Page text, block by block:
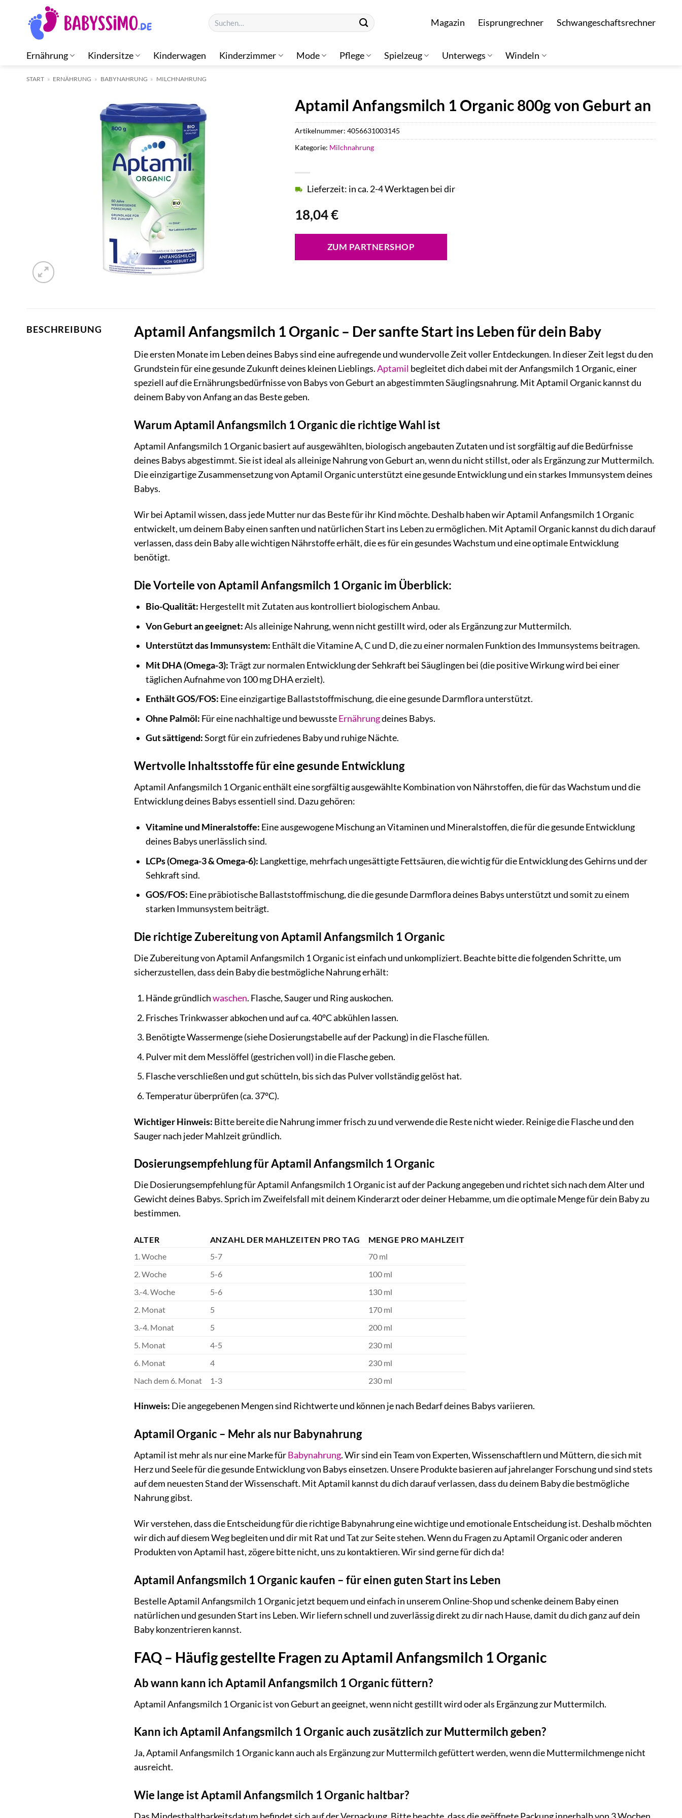
springen
Suchen
nach:
Magazin Eisprungrechner Schwangeschaftsrechner
Ernährung Kindersitze Kinderwagen Kinderzimmer Mode Pflege Spielzeug Unterwegs Windeln
START » ERNÄHRUNG » BABYNAHRUNG » MILCHNAHRUNG
Aptamil Anfangsmilch 1 Organic 800g von Geburt an
18,04€
Lieferzeit: in ca. 2-4 Werktagen bei dir
ZUM PARTNERSHOP
Artikelnummer:4056631003145
Kategorie: Milchnahrung
BESCHREIBUNG Aptamil Anfangsmilch 1 Organic – Der sanfte Start ins Leben für dein Baby
Die ersten Monate im Leben deines Babys sind eine aufregende und wundervolle Zeit voller Entdeckungen. In dieser Zeit legst du den
Grundstein für eine gesunde Zukunft deines kleinen Lieblings.Aptamil begleitet dich dabei mit der Anfangsmilch 1 Organic, einer
speziell auf die Ernährungsbedürfnisse von Babys von Geburt an abgestimmten Säuglingsnahrung. Mit Aptamil Organic kannst du
deinem Baby von Anfang an das Beste geben.
Warum Aptamil Anfangsmilch 1 Organic die richtige Wahl ist
Aptamil Anfangsmilch 1 Organic basiert auf ausgewählten, biologisch angebauten Zutaten und ist sorgfältig auf die Bedürfnisse
deines Babys abgestimmt. Sie ist ideal als alleinige Nahrung von Geburt an, wenn du nicht stillst, oder als Ergänzung zur Muttermilch.
Die einzigartige Zusammensetzung von Aptamil Organic unterstützt eine gesunde Entwicklung und ein starkes Immunsystem deines
Babys.
Wir bei Aptamil wissen, dass jede Mutter nur das Beste für ihr Kind möchte. Deshalb haben wir Aptamil Anfangsmilch 1 Organic
entwickelt, um deinem Baby einen sanften und natürlichen Start ins Leben zu ermöglichen. Mit Aptamil Organic kannst du dich darauf
verlassen, dass dein Baby alle wichtigen Nährstoffe erhält, die es für ein gesundes Wachstum und eine optimale Entwicklung
benötigt.
Die Vorteile von Aptamil Anfangsmilch 1 Organic im Überblick:
Bio-Qualität: Hergestellt mit Zutaten aus kontrolliert biologischem Anbau.
Von Geburt an geeignet:Als alleinige Nahrung, wenn nicht gestillt wird, oder als Ergänzung zur Muttermilch.
Unterstützt das Immunsystem: Enthält die Vitamine A, C und D, die zu einer normalen Funktion des Immunsystems beitragen.
Mit DHA (Omega-3):Trägt zur normalen Entwicklung der Sehkraft bei Säuglingen bei (die positive Wirkung wird bei einer
täglichen Aufnahme von 100 mg DHA erzielt).
Enthält GOS/FOS: Eine einzigartige Ballaststoffmischung, die eine gesunde Darmflora unterstützt.
Ohne Palmöl: Für eine nachhaltige und bewussteErnährungdeines Babys.
Gut sättigend:Sorgt für ein zufriedenes Baby und ruhige Nächte.
Wertvolle Inhaltsstoffe für eine gesunde Entwicklung
Aptamil Anfangsmilch 1 Organic enthält eine sorgfältig ausgewählte Kombination von Nährstoffen, die für das Wachstum und die
Entwicklung deines Babys essentiell sind. Dazu gehören:
Vitamine und Mineralstoffe: Eine ausgewogene Mischung an Vitaminen und Mineralstoffen, die für die gesunde Entwicklung
deines Babys unerlässlich sind.
LCPs (Omega-3 & Omega-6): Langkettige, mehrfach ungesättigte Fettsäuren, die wichtig für die Entwicklung des Gehirns und der
Sehkraft sind.
GOS/FOS: Eine präbiotische Ballaststoffmischung, die die gesunde Darmflora deines Babys unterstützt und somit zu einem
starken Immunsystem beiträgt.
Die richtige Zubereitung von Aptamil Anfangsmilch 1 Organic
Die Zubereitung von Aptamil Anfangsmilch 1 Organic ist einfach und unkompliziert. Beachte bitte die folgenden Schritte, um
sicherzustellen, dass dein Baby die bestmögliche Nahrung erhält:
Hände gründlichwaschen. Flasche, Sauger und Ring auskochen.
Frisches Trinkwasser abkochen und auf ca. 40°C abkühlen lassen.
Benötigte Wassermenge (siehe Dosierungstabelle auf der Packung) in die Flasche füllen.
Pulver mit dem Messlöffel (gestrichen voll) in die Flasche geben.
Flasche verschließen und gut schütteln, bis sich das Pulver vollständig gelöst hat.
Temperatur überprüfen (ca. 37°C).
Wichtiger Hinweis: Bitte bereite die Nahrung immer frisch zu und verwende die Reste nicht wieder. Reinige die Flasche und den
Sauger nach jeder Mahlzeit gründlich.
Dosierungsempfehlung für Aptamil Anfangsmilch 1 Organic
Die Dosierungsempfehlung für Aptamil Anfangsmilch 1 Organic ist auf der Packung angegeben und richtet sich nach dem Alter und
Gewicht deines Babys. Sprich im Zweifelsfall mit deinem Kinderarzt oder deiner Hebamme, um die optimale Menge für dein Baby zu
bestimmen.
ALTER ANZAHL DER MAHLZEITEN PRO TAG
MENGE PRO MAHLZEIT
1. Woche
5-7
70 ml
2. Woche
5-6
100 ml
3.-4. Woche
5-6
130 ml
2. Monat
5
170 ml
3.-4. Monat
5
200 ml
5. Monat
4-5
230 ml
6. Monat
4
230 ml
Nach dem 6. Monat
1-3 230 ml
Hinweis: Die angegebenen Mengen sind Richtwerte und können je nach Bedarf deines Babys variieren.
Aptamil Organic – Mehr als nur Babynahrung
Aptamil ist mehr als nur eine Marke fürBabynahrung. Wir sind ein Team von Experten, Wissenschaftlern und Müttern, die sich mit
Herz und Seele für die gesunde Entwicklung von Babys einsetzen. Unsere Produkte basieren auf jahrelanger Forschung und sind stets
auf dem neuesten Stand der Wissenschaft. Mit Aptamil kannst du dich darauf verlassen, dass du deinem Baby die bestmögliche
Nahrung gibst.
Wir verstehen, dass die Entscheidung für die richtige Babynahrung eine wichtige und emotionale Entscheidung ist. Deshalb möchten
wir dich auf diesem Weg begleiten und dir mit Rat und Tat zur Seite stehen. Wenn du Fragen zu Aptamil Organic oder anderen
Produkten von Aptamil hast, zögere bitte nicht, uns zu kontaktieren. Wir sind gerne für dich da!
Aptamil Anfangsmilch 1 Organic kaufen – für einen guten Start ins Leben
Bestelle Aptamil Anfangsmilch 1 Organic jetzt bequem und einfach in unserem Online-Shop und schenke deinem Baby einen
natürlichen und gesunden Start ins Leben. Wir liefern schnell und zuverlässig direkt zu dir nach Hause, damit du dich ganz auf dein
Baby konzentrieren kannst.
FAQ – Häufig gestellte Fragen zu Aptamil Anfangsmilch 1 Organic
Ab wann kann ich Aptamil Anfangsmilch 1 Organic füttern?
Aptamil Anfangsmilch 1 Organic ist von Geburt an geeignet, wenn nicht gestillt wird oder als Ergänzung zur Muttermilch.
Kann ich Aptamil Anfangsmilch 1 Organic auch zusätzlich zur Muttermilch geben?
Ja, Aptamil Anfangsmilch 1 Organic kann auch als Ergänzung zur Muttermilch gefüttert werden, wenn die Muttermilchmenge nicht
ausreicht.
Wie lange ist Aptamil Anfangsmilch 1 Organic haltbar?